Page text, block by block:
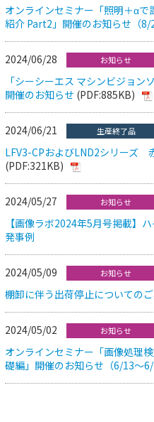
オンラインセミナー「照明＋α
紹介 Part2」開催のお知らせ（8/
2024/06/28 お知らせ
「シーシーエス マシンビジョン
開催のお知らせ (PDF:885KB)
2024/06/21 生産終了品
LFV3-CPおよびLND2シリーズ
(PDF:321KB)
2024/05/27 お知らせ
【画像ラボ2024年5月号掲載】
発事例
2024/05/09 お知らせ
棚卸に伴う出荷停止についての
2024/05/02 お知らせ
オンラインセミナー「画像処理
礎編」開催のお知らせ（6/13～6/